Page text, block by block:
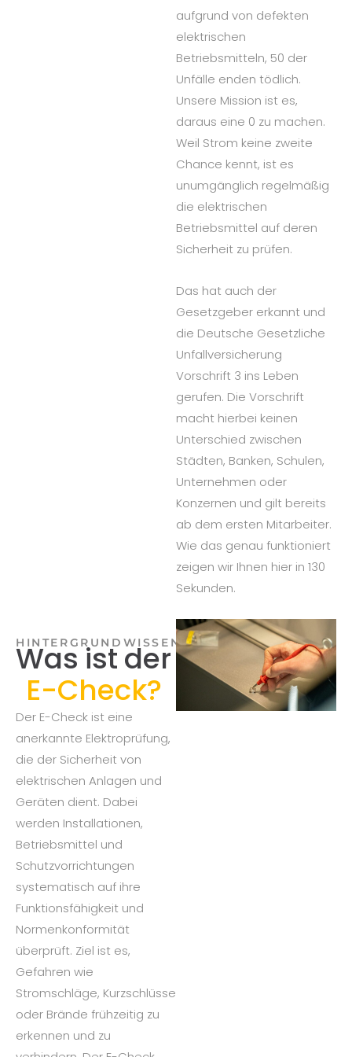
aufgrund von defekten
elektrischen
Betriebsmitteln, 50 der
Unfälle enden tödlich.
Unsere Mission ist es,
daraus eine 0 zu machen.
Weil Strom keine zweite
Chance kennt, ist es
unumgänglich regelmäßig
die elektrischen
Betriebsmittel auf deren
Sicherheit zu prüfen.
Das hat auch der
Gesetzgeber erkannt und
die Deutsche Gesetzliche
Unfallversicherung
Vorschrift 3 ins Leben
gerufen. Die Vorschrift
macht hierbei keinen
Unterschied zwischen
Städten, Banken, Schulen,
Unternehmen oder
Konzernen und gilt bereits
ab dem ersten Mitarbeiter.
Wie das genau funktioniert
zeigen wir Ihnen hier in 130
Sekunden.
HINTERGRUNDWISSEN
Was ist der
E-Check?
Der E-Check ist eine
anerkannte Elektroprüfung,
die der Sicherheit von
elektrischen Anlagen und
Geräten dient. Dabei
werden Installationen,
Betriebsmittel und
Schutzvorrichtungen
systematisch auf ihre
Funktionsfähigkeit und
Normenkonformität
überprüft. Ziel ist es,
Gefahren wie
Stromschläge, Kurzschlüsse
oder Brände frühzeitig zu
erkennen und zu